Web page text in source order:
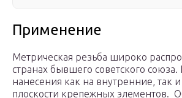
Применение
Метрическая резьба широко
странах бывшего советского союза.
нанесения как на внутренние, так
плоскости крепежных элементов.